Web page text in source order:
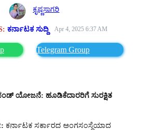
ಕೃಷ್ಣಸಾಗರಿ
ಕರ್ನಾಟಕ ಸುದ್ದಿ Apr 4, 2025 6:37 AM
Telegram Group
ಯೋಜನೆ: ಹೂಡಿಕೆದಾರರಿಗೆ ಸುರಕ್ಷಿತ
ಕರ್ನಾಟಕ ಸರ್ಕಾರದ ಅಂಗಸಂಸ್ಥೆಯಾದ